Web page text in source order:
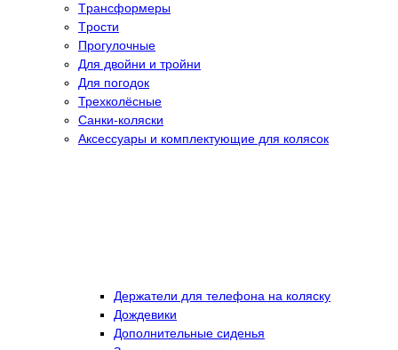
Tрансформеры
Tрости
Прогулочные
Для двойни и тройни
Для погодок
Трехколёсные
Санки-коляски
Аксессуары и комплектующие для колясок
Держатели для телефона на коляску
Дождевики
Дополнительные сиденья